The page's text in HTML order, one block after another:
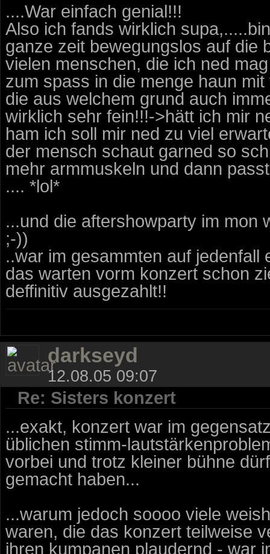
....War einfach genial!!!
Also ich fands wirklich
ganze zeit bewegungslos auf die
vielen menschen, die ich ned
zum spass in die menge haun
die aus welchem grund auch
wirklich sehr fein!!!->hätt ich mir
ham ich soll mir ned zu viel
der mensch schaut garned so
mehr armmuskeln und dann
.... *lol*
...und die aftershowparty im mon
;-))
..war im gesammten auf
das warten vorm konzert schon
deffinitiv ausgezahlt!!
darkseyd
12.08.05 09:07
Re: Sisters konzert
...exakt, konzert war im
üblichen stimm-
vorbei und trotz kleiner bühne
gemacht haben...
...warum jedoch soooo viele
waren, die das konzert teilweise
ihren kumpanen plaudernd - war